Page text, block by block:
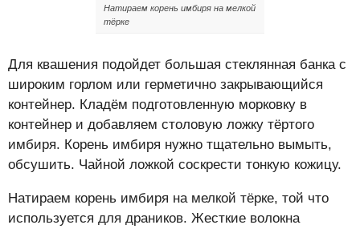
Натираем корень имбиря на мелкой
тёрке
Для квашения подойдет большая стеклянная банка с
широким горлом или герметично закрывающийся
контейнер. Кладём подготовленную морковку в
контейнер и добавляем столовую ложку тёртого
имбиря. Корень имбиря нужно тщательно вымыть,
обсушить. Чайной ложкой соскрести тонкую кожицу.
Натираем корень имбиря на мелкой тёрке, той что
используется для драников. Жесткие волокна